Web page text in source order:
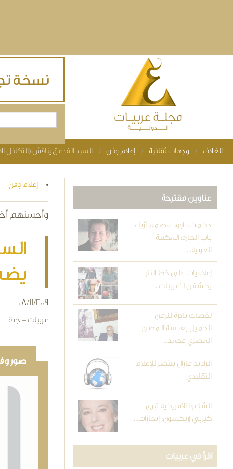
You are here
الغلاف وجهات ثقافية إعلام وفن السيد الفدعق يناقش (التكافل
إعلام وفن
وأحسنهم
08/11/2009
عربيات - جدة
صور
عناوين مقترحة
حكمت داوود مصمم أزياء
باب الحارة: المكتبة
العربية...
إعلاميات على خط النار
يكشفن لـ"عربيات...
لقطات نادرة للزمن
الجميل بعدسة المصور
المصري محمد...
الراديو مازال ينتصر للإعلام
التقليدي
الشاعرة الأمريكية تيري
كيربي إريكسون: إنجازات...
اقرأ في عربيات